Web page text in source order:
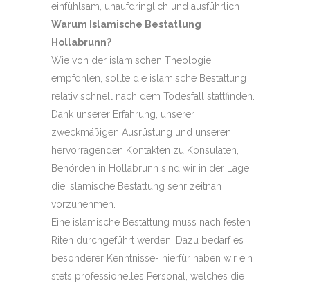
einfühlsam, unaufdringlich und ausführlich
Warum Islamische Bestattung
Hollabrunn?
Wie von der islamischen Theologie
empfohlen, sollte die islamische Bestattung
relativ schnell nach dem Todesfall stattfinden.
Dank unserer Erfahrung, unserer
zweckmäßigen Ausrüstung und unseren
hervorragenden Kontakten zu Konsulaten,
Behörden in Hollabrunn sind wir in der Lage,
die islamische Bestattung sehr zeitnah
vorzunehmen.
Eine islamische Bestattung muss nach festen
Riten durchgeführt werden. Dazu bedarf es
besonderer Kenntnisse- hierfür haben wir ein
stets professionelles Personal, welches die